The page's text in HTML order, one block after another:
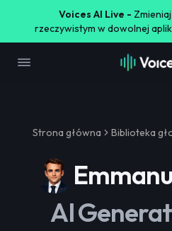
Voices AI Live -
rzeczywistym w dowolnej
Strona główna Biblioteka
AI